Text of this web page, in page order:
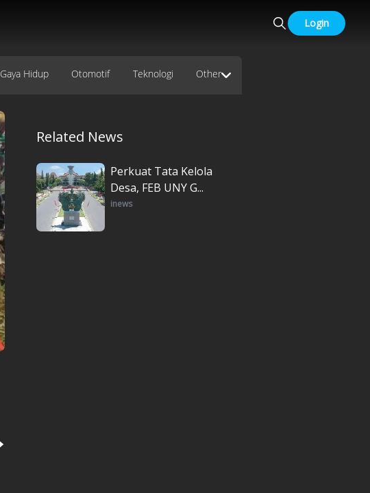
Login
Gaya Hidup Otomotif Teknologi Other
Related News
Perkuat Tata Kelola
Desa, FEB UNY G...
inews